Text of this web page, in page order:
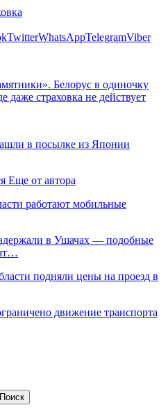
TwitterWhatsAppTelegramViber
Белорус в одиночку
даже страховка не действует
в посылке из Японии
Еще от автора
работают мобильные
в Ушачах — подобные
подняли цены на проезд в
движение транспорта